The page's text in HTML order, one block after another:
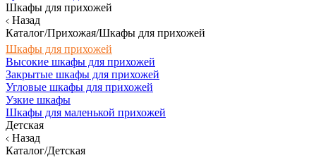
Шкафы для прихожей
Назад
Каталог/Прихожая/Шкафы для прихожей
Шкафы для прихожей
Высокие шкафы для прихожей
Закрытые шкафы для прихожей
Угловые шкафы для прихожей
Узкие шкафы
Шкафы для маленькой прихожей
Детская
Назад
Каталог/Детская